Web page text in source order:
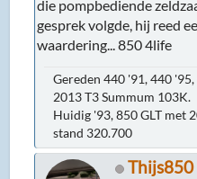
die pompbediende
gesprek volgde, hij reed
waardering... 850 4life
Gereden 440 '91, 440
2013 T3 Summum 103K.
Huidig '93, 850 GLT met
stand 320.700
Thijs850